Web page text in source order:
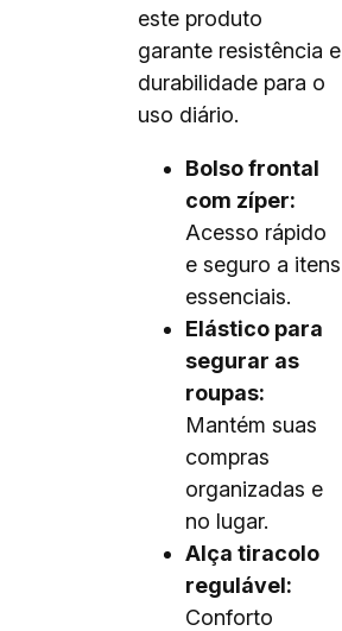
este produto
garante resistência e
durabilidade para o
uso diário.
Bolso frontal
com zíper:
Acesso rápido
e seguro a itens
essenciais.
Elástico para
segurar as
roupas:
Mantém suas
compras
organizadas e
no lugar.
Alça tiracolo
regulável:
Conforto